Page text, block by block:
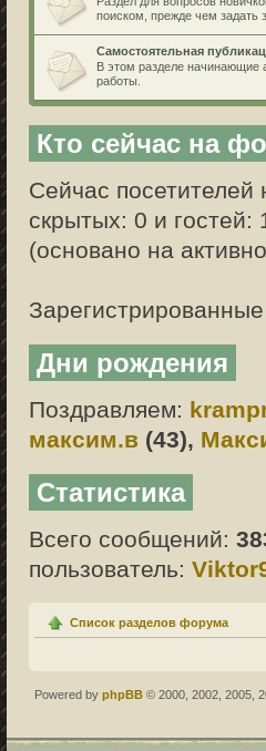
поиском, прежде чем задать
Самостоятельная
В этом разделе начинающие
работы.
Кто сейчас на
Сейчас
скрытых: 0 и гостей:
(основано на
Дни рождения
Поздравляем:
максим.в (43),
Статистика
Всего сообщений:
пользователь:
Список разделов форума
Powered by phpBB © 2000, 2002, 2005,